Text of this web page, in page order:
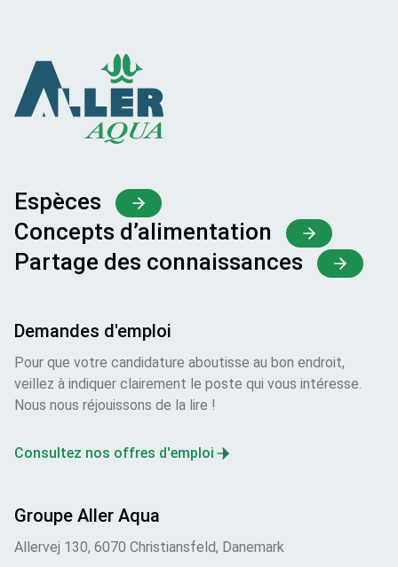
Espèces
Concepts d’alimentation
Partage des connaissances
Demandes d'emploi
Pour que votre candidature aboutisse au bon endroit,
veillez à indiquer clairement le poste qui vous intéresse.
Nous nous réjouissons de la lire !
Consultez nos offres d'emploi
Groupe Aller Aqua
Allervej 130, 6070 Christiansfeld, Danemark